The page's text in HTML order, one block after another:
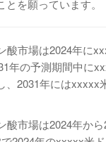
を願っています。
酸市場は2024年に
年の予測期間中に
、2031年にはxxxxx
酸市場は2024年か